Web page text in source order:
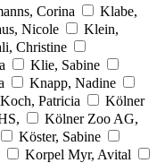
Corina
Klabe,
Nicole
Klein,
Christine
Klie, Sabine
Knapp, Nadine
Koch, Patricia
Kölner
Kölner Zoo AG,
Köster, Sabine
Korpel Myr, Avital